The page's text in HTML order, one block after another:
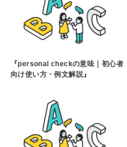
『personal checkの意味｜初心者
向け使い方・例文解説』